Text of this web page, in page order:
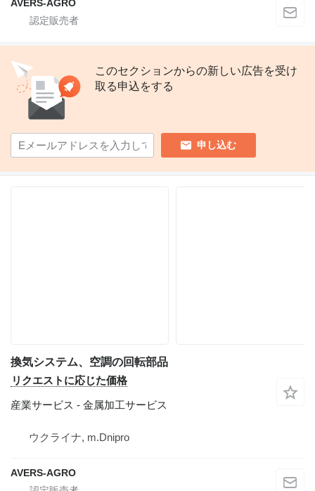
AVERS-AGRO
このセクションからの新しい広告を受け
取る申込をする
申し込む
換気システム、空調の回転部品
リクエストに応じた価格
産業サービス - 金属加工サービス
ウクライナ, m.Dnipro
AVERS-AGRO